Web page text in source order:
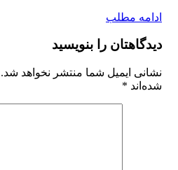
ادامه مطلب
دیدگاهتان را بنویسید
نشانی ایمیل شما منتشر نخواهد شد.
شده‌اند *